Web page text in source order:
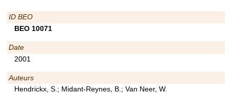
ID BEO
BEO 10071
Date
2001
Auteurs
Hendrickx, S.; Midant-Reynes, B.; Van Neer, W.